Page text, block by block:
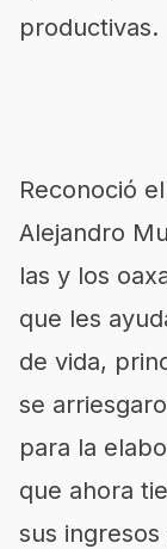
productivas.
Reconoció
Alejandro
las y los
que les
de vida,
se
para la
que ahora
sus